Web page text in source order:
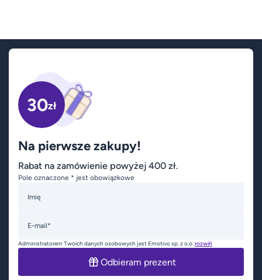
30zł
Na pierwsze zakupy!
Rabat na zamówienie powyżej 400 zł.
Pole oznaczone * jest obowiązkowe
Imię
E-mail*
Administratorem Twoich danych osobowych jest Emotivo sp. z o.o.rozwiń
Odbieram prezent